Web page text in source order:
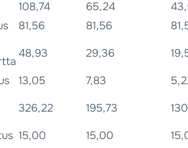
108,74 65,24
81,56 81,56
48,93 29,36
13,05 7,83
326,22 195,73
15,00 15,00